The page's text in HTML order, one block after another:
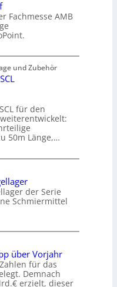
Fachmesse AMB
und Zubehör
für den
50m Länge,…
der Serie
Schmiermittel
über Vorjahr
für das
Demnach
erzielt, dieser